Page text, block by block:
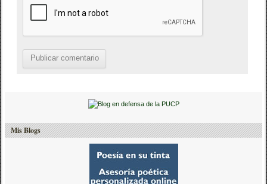
Mis Blogs